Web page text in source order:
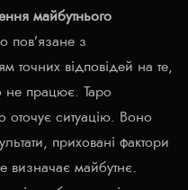
майбутнього
пов’язане з
точних відповідей на те,
не працює. Таро
оточує ситуацію. Воно
приховані фактори
визначає майбутнє.